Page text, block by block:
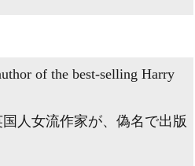
of the best-selling Harry
人女流作家が、偽名で出版